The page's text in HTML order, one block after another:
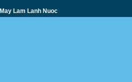
May Lam Lanh Nuoc